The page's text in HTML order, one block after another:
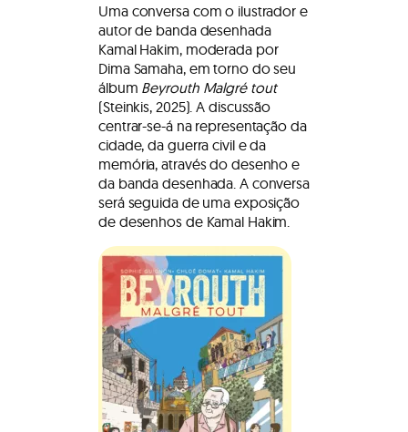
Uma conversa com o ilustrador e
autor de banda desenhada
Kamal Hakim, moderada por
Dima Samaha, em torno do seu
álbum Beyrouth Malgré tout
(Steinkis, 2025). A discussão
centrar-se-á na representação da
cidade, da guerra civil e da
memória, através do desenho e
da banda desenhada. A conversa
será seguida de uma exposição
de desenhos de Kamal Hakim.